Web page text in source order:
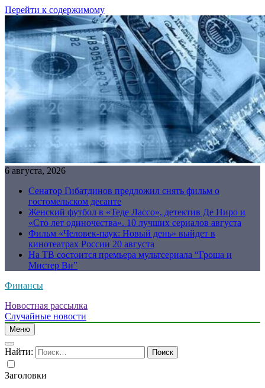
Перейти к содержимому
6 августа, 2026
Сенатор Гибатдинов предложил снять фильм о
гостомельском десанте
Женский футбол в «Теде Лассо», детектив Де Ниро и
«Сто лет одиночества». 10 лучших сериалов августа
Фильм «Человек-паук: Новый день» выйдет в
кинотеатрах России 20 августа
На ТВ состоится премьера мультсериала “Гроша и
Мистер Ви”
Финансы
Новостная рассылка
Случайные новости
Меню
Найти:
Заголовки